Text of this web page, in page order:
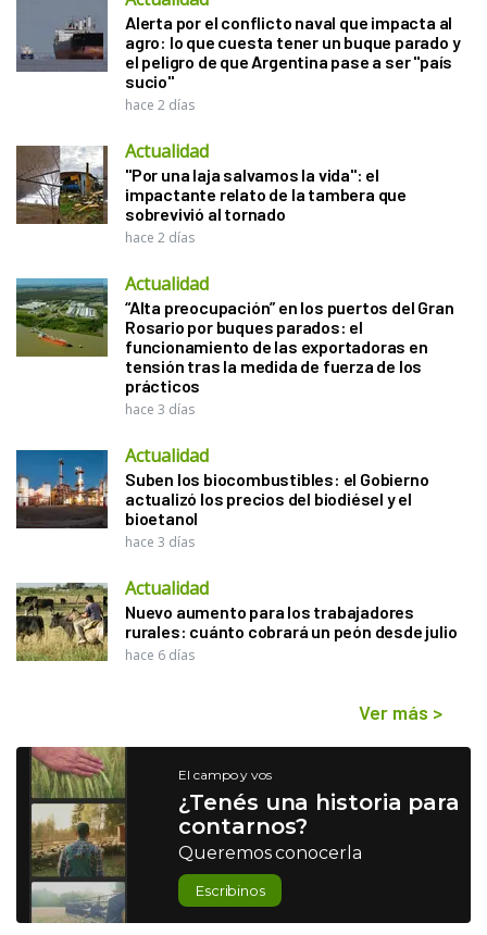
Alerta por el conflicto naval que impacta al
agro: lo que cuesta tener un buque parado y
el peligro de que Argentina pase a ser "país
sucio"
hace 2 días
Actualidad
"Por una laja salvamos la vida": el
impactante relato de la tambera que
sobrevivió al tornado
hace 2 días
Actualidad
“Alta preocupación” en los puertos del Gran
Rosario por buques parados: el
funcionamiento de las exportadoras en
tensión tras la medida de fuerza de los
prácticos
hace 3 días
Actualidad
Suben los biocombustibles: el Gobierno
actualizó los precios del biodiésel y el
bioetanol
hace 3 días
Actualidad
Nuevo aumento para los trabajadores
rurales: cuánto cobrará un peón desde julio
hace 6 días
Ver más >
El campo y vos
¿Tenés una historia para
contarnos?
Queremos conocerla
Escribinos